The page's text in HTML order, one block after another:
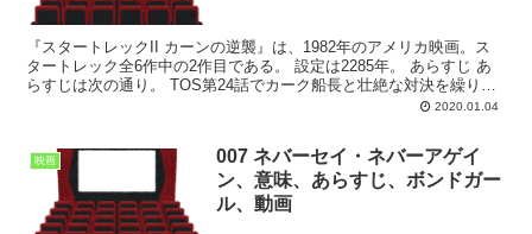
『スタートレックII カーンの逆襲』は、1982年のアメリカ映画。ス
タートレック全6作中の2作目である。 設定は2285年。 あらすじ あ
らすじは次の通り。 TOS第24話でカーク船長と壮絶な対決を繰り広
2020.01.04
映画
007 ネバーセイ・ネバーアゲイ
ン、意味、あらすじ、ボンドガー
ル、動画